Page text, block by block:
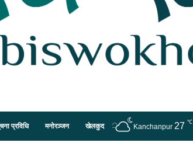
प्रविधि मनोरञ्जन खेलकुद Kanchanpur 27 ℃